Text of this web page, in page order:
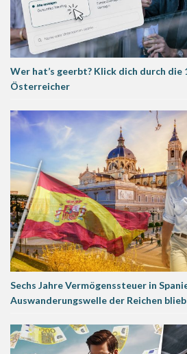
Wer hat’s geerbt? Klick dich durch die
Österreicher
Sechs Jahre Vermögenssteuer in
Auswanderungswelle der Reichen blieb